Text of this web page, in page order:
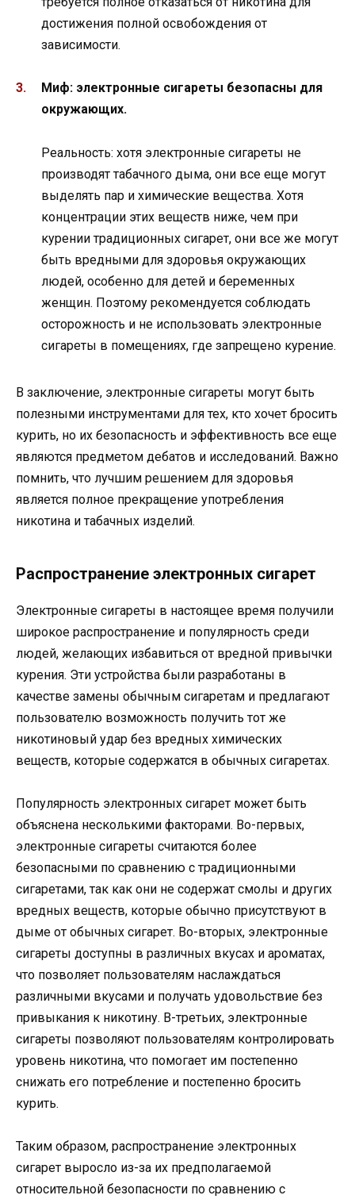
достижения полной освобождения от
зависимости.
Миф: электронные сигареты безопасны для
окружающих.
Реальность: хотя электронные сигареты не
производят табачного дыма, они все еще могут
выделять пар и химические вещества. Хотя
концентрации этих веществ ниже, чем при
курении традиционных сигарет, они все же могут
быть вредными для здоровья окружающих
людей, особенно для детей и беременных
женщин. Поэтому рекомендуется соблюдать
осторожность и не использовать электронные
сигареты в помещениях, где запрещено курение.
В заключение, электронные сигареты могут быть
полезными инструментами для тех, кто хочет бросить
курить, но их безопасность и эффективность все еще
являются предметом дебатов и исследований. Важно
помнить, что лучшим решением для здоровья
является полное прекращение употребления
никотина и табачных изделий.
Распространение электронных сигарет
Электронные сигареты в настоящее время получили
широкое распространение и популярность среди
людей, желающих избавиться от вредной привычки
курения. Эти устройства были разработаны в
качестве замены обычным сигаретам и предлагают
пользователю возможность получить тот же
никотиновый удар без вредных химических
веществ, которые содержатся в обычных сигаретах.
Популярность электронных сигарет может быть
объяснена несколькими факторами. Во-первых,
электронные сигареты считаются более
безопасными по сравнению с традиционными
сигаретами, так как они не содержат смолы и других
вредных веществ, которые обычно присутствуют в
дыме от обычных сигарет. Во-вторых, электронные
сигареты доступны в различных вкусах и ароматах,
что позволяет пользователям наслаждаться
различными вкусами и получать удовольствие без
привыкания к никотину. В-третьих, электронные
сигареты позволяют пользователям контролировать
уровень никотина, что помогает им постепенно
снижать его потребление и постепенно бросить
курить.
Таким образом, распространение электронных
сигарет выросло из-за их предполагаемой
относительной безопасности по сравнению с